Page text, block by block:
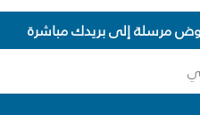
مرسلة إلى بريدك مباشرة